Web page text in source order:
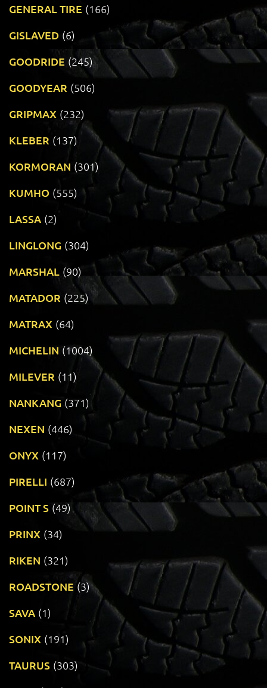
GENERAL TIRE (166)
GISLAVED (6)
GOODRIDE (245)
GOODYEAR (506)
GRIPMAX (232)
KLEBER (137)
KORMORAN (301)
KUMHO (555)
LASSA (2)
LINGLONG (304)
MARSHAL (90)
MATADOR (225)
MATRAX (64)
MICHELIN (1004)
MILEVER (11)
NANKANG (371)
NEXEN (446)
ONYX (117)
PIRELLI (687)
POINT S (49)
PRINX (34)
RIKEN (321)
ROADSTONE (3)
SAVA (1)
SONIX (191)
TAURUS (303)